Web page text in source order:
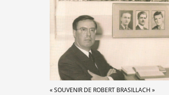
« SOUVENIR DE ROBERT BRASILLACH »